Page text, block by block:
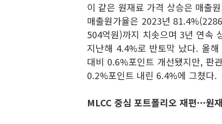
이 같은 원재료 가격 상승은 매출
매출원가율은 2023년
504억원)까지 치솟으며 3년 연속
지난해 4.4%로 반토막 났다. 올
대비 0.6%포인트 개선됐지만, 판
0.2%포인트 내린 6.4%에 그쳤다.
MLCC 중심 포트폴리오 재편···